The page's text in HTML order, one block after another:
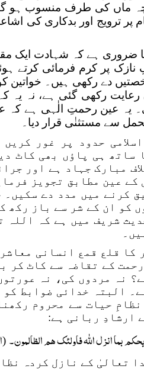
ماں کی طرف منسوب ہو گا
پر ترویج اور بدکاری کی
ضروری ہے کہ شہادت
نازک پر کرم فرمائی کرتے
دے رکھی ہیں۔ خواتین
رکھی گئی ہے، نہ یہ
یہ عین رحمتِ الٰہی ہے
سے مستثنٰی قرار دیا۔
اسلامی حدود پر غور
ساتھ ہی پاؤں بھی کاٹ
مبارک جہاد ہے اور
کے عین مطابق تجویز
کرنے میں مدد دے
کو ان کے شر سے باز رکھ
شریف میں ہے کہ
کا قلع قمع انسانی
کے تقاضہ سے کاٹ کر
نہ مردوں کی، نہ
البتہ خدائی ضوابط
حیات سے محروم
ارشادِ ربانی ہے:
بما انزل اللہ فاولئک ھم الظالمون۔ (
تعالیٰ کے نازل کردہ